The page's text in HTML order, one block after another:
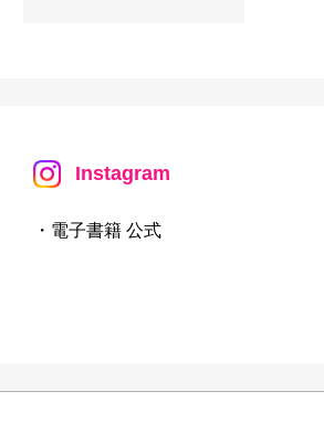
Instagram
・電子書籍 公式